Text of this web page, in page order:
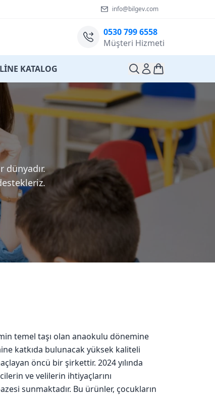
info@bilgev.com
0530 799 6558
Müşteri Hizmeti
KATALOG
dünyadır.
temel taşı olan anaokulu dönemine
katkıda bulunacak yüksek kaliteli
öncü bir şirkettir. 2024 yılında
ve velilerin ihtiyaçlarını
sunmaktadır. Bu ürünler, çocukların